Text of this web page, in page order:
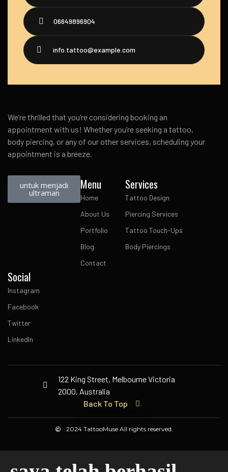
06649896904
info.tattoo@example.com
We’re thrilled that you’re considering booking an
appointment with us! Whether you’re seeking a tattoo,
body piercing, or any of our other services, scheduling your
appointment is a breeze.
untuk menjadi
ultraman
Menu
Home
About Us
Portfolio
Blog
Contact
Services
Tattoo Design
Piercing Services
Tattoo Touch-Ups
Body Piercings
Social
Instagram
Facebook
Twitter
LinkedIn
122 King Street, Melbourne Victoria
2000, Australia
Back To Top
2024 TattooMuse All rights reserved.